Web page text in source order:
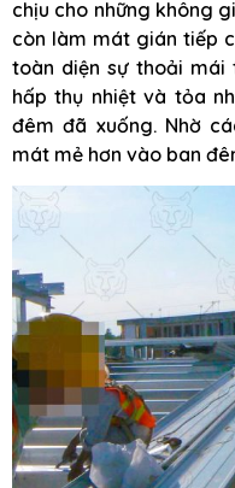
chịu cho những không
còn làm mát gián tiếp
toàn diện sự thoải mái
hấp thụ nhiệt và tỏa
đêm đã xuống. Nhờ
mát mẻ hơn vào ban